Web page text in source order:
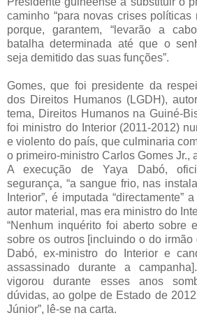
caminho “para novas crises políticas
porque, garantem, “levarão a
batalha determinada até que o
seja demitido das suas funções”.
Gomes, que foi presidente da
dos Direitos Humanos (LGDH),
tema, Direitos Humanos na Guiné-
foi ministro do Interior (2011-2012)
e violento do país, que culminaria
o primeiro-ministro Carlos Gomes Jr.,
A execução de Yaya Dabó,
segurança, “a sangue frio, nas
Interior”, é imputada “directamente”
autor material, mas era ministro do
“Nenhum inquérito foi aberto sobre
sobre os outros [incluindo o do
Dabó, ex-ministro do Interior e
assassinado durante a
vigorou durante esses anos
dúvidas, ao golpe de Estado de
Júnior”, lê-se na carta.